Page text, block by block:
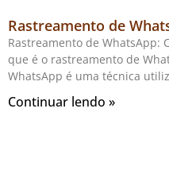
Rastreamento de
Rastreamento de WhatsApp:
que é o rastreamento de
WhatsApp é uma técnica
Continuar lendo »